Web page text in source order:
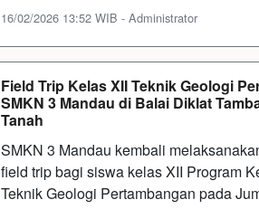
16/02/2026 13:52 WIB - Administrator
Field Trip Kelas XII Teknik Geologi
SMKN 3 Mandau di Balai Diklat
Tanah
SMKN 3 Mandau kembali
field trip bagi siswa kelas XII Program
Teknik Geologi Pertambangan pada